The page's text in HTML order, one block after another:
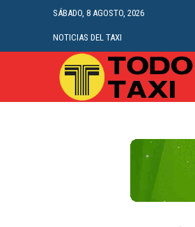
SÁBADO, 8 AGOSTO, 2026
NOTICIAS DEL TAXI